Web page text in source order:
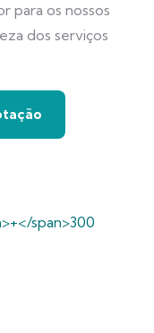
para os nossos
dos serviços